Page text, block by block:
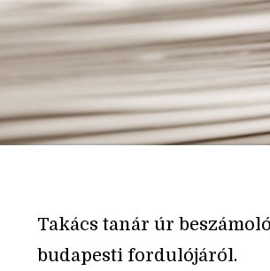
Takács tanár úr
budapesti fordulójáról.